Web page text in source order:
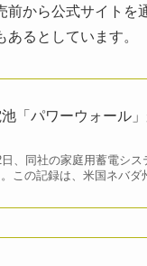
から公式サイトを
るとしています。
「パワーウォール
、同社の家庭用蓄電シ
この記録は、米国ネバダ